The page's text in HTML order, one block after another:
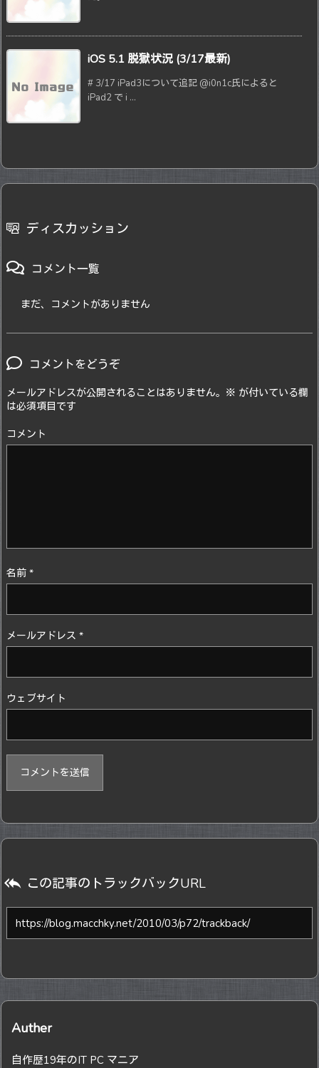
iOS 5.1 脱獄状況 (3/17最新)
# 3/17 iPad3について追記 @i0n1c氏によると
iPad2 で i ...
ディスカッション
コメント一覧
まだ、コメントがありません
コメントをどうぞ
メールアドレスが公開されることはありません。 ※ が付いている欄
は必須項目です
コメント
名前 *
メールアドレス *
ウェブサイト
 この記事のトラックバックURL
Auther
自作歴19年のIT PC マニア